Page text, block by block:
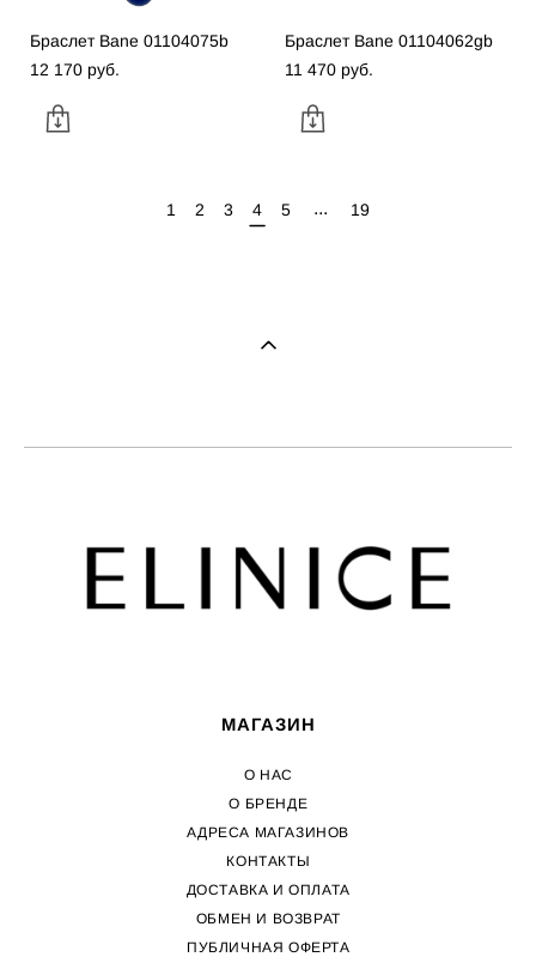
Браслет Bane 01104075b
12 170 pуб.
Браслет Bane 01104062gb
11 470 pуб.
1 2 3 4 5 ... 19
МАГАЗИН
О НАС
О БРЕНДЕ
АДРЕСА МАГАЗИНОВ
КОНТАКТЫ
ДОСТАВКА И ОПЛАТА
ОБМЕН И ВОЗВРАТ
ПУБЛИЧНАЯ ОФЕРТА